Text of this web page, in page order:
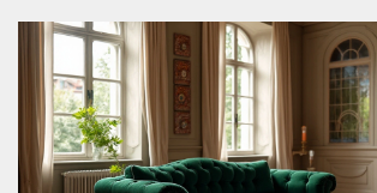
гостиной в соответствии с последними
тенденциями.